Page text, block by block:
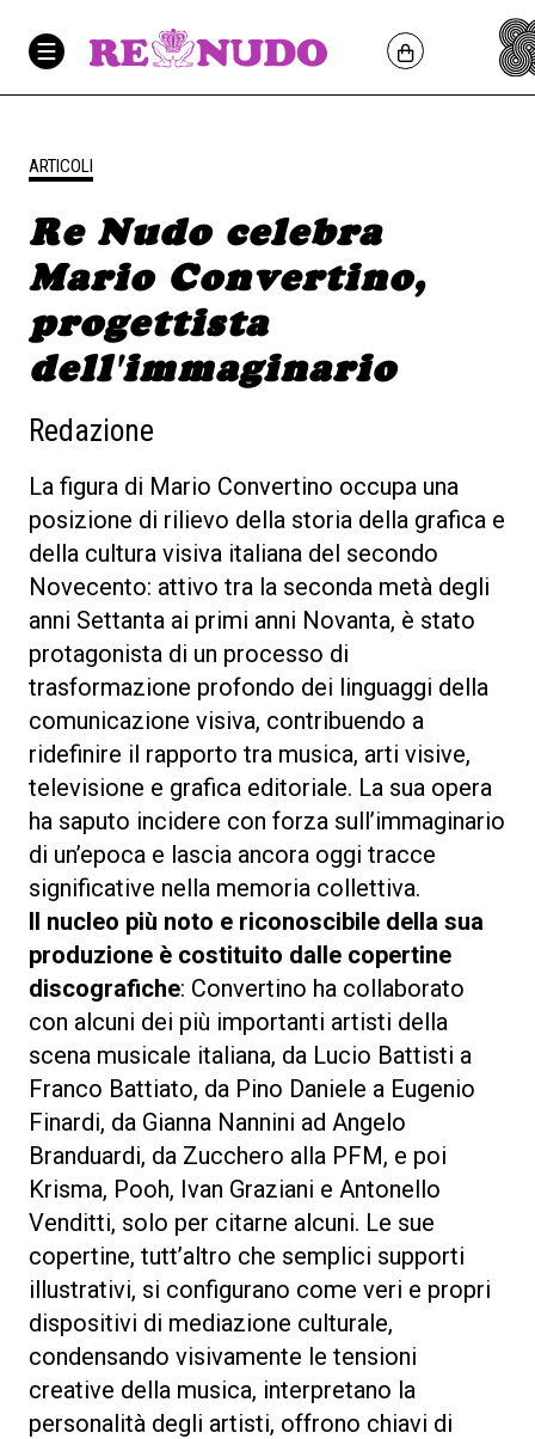
ARTICOLI
Re Nudo celebra
Mario Convertino,
progettista
dell'immaginario
Redazione
La figura di Mario Convertino occupa una
posizione di rilievo della storia della grafica e
della cultura visiva italiana del secondo
Novecento: attivo tra la seconda metà degli
anni Settanta ai primi anni Novanta, è stato
protagonista di un processo di
trasformazione profondo dei linguaggi della
comunicazione visiva, contribuendo a
ridefinire il rapporto tra musica, arti visive,
televisione e grafica editoriale. La sua opera
ha saputo incidere con forza sull’immaginario
di un’epoca e lascia ancora oggi tracce
significative nella memoria collettiva.
Il nucleo più noto e riconoscibile della sua
produzione è costituito dalle copertine
discografiche: Convertino ha collaborato
con alcuni dei più importanti artisti della
scena musicale italiana, da Lucio Battisti a
Franco Battiato, da Pino Daniele a Eugenio
Finardi, da Gianna Nannini ad Angelo
Branduardi, da Zucchero alla PFM, e poi
Krisma, Pooh, Ivan Graziani e Antonello
Venditti, solo per citarne alcuni. Le sue
copertine, tutt’altro che semplici supporti
illustrativi, si configurano come veri e propri
dispositivi di mediazione culturale,
condensando visivamente le tensioni
creative della musica, interpretano la
personalità degli artisti, offrono chiavi di